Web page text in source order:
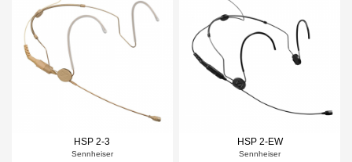
HSP 2-3
Sennheiser
HSP 2-EW
Sennheiser